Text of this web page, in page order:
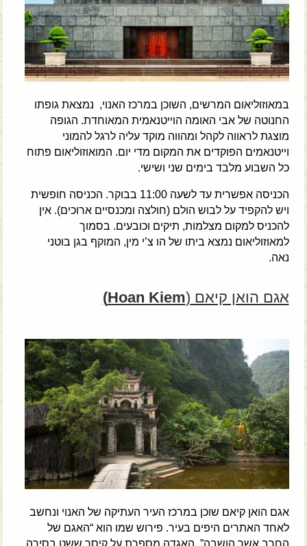
במאוזוליאום המרשים, השוכן במרכז האנוי, נמצאת גופתו
החנוטה של אבי האומה הוייטנאמית המאוחדת. הגופה
מוצגת לראווה לקהל ומהווה מוקד עליה לרגל להמוני
וייטנאמים הפוקדים את המקום מדי יום. המואוזוליאום פתוח
כל השבוע מלבד בימים שני ושישי.
הכניסה אפשרית עד לשעה 11:00 בבוקר. הכניסה חופשית
ויש להקפיד על לבוש הולם (חולצה ומכנסיים ארוכים). אין
להכניס למקום מצלמות, תיקים וכובעים. בסמוך
למאוזוליאום נמצא ביתו של הו צ’י מין, המוקף בגן בוטני
נאה.
אגם הואן קיאם (Hoan Kiem)
אגם הואן קיאם שוכן במרכז העיר העתיקה של האנוי ונחשב
לאחד האתרים היפים בעיר. פירוש שמו הוא “האגם של
החרב אשר הושבה”. האגדה מספרת על קיסר ששט בסירה